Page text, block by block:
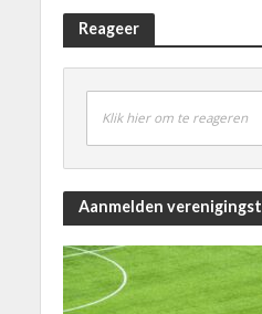
Reageer
Klik hier om te reageren
Aanmelden